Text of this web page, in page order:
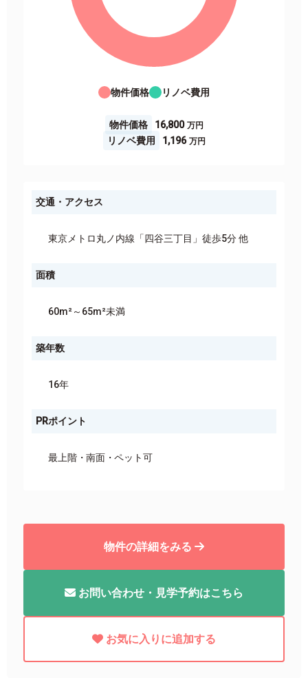
物件価格 リノベ費用
物件価格
16,800
リノベ費用
1,196
交通・アクセス
東京メトロ丸ノ内線「四谷三丁目」徒歩5分 他
面積
60m²～65m²未満
築年数
16年
PRポイント
最上階 南面 ペット可
物件の詳細をみる
お問い合わせ・見学予約はこちら
お気に入りに追加する